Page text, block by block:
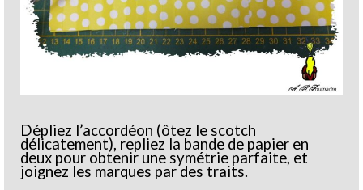
Dépliez l’accordéon (ôtez le scotch
délicatement), repliez la bande de papier en
deux pour obtenir une symétrie parfaite, et
joignez les marques par des traits.